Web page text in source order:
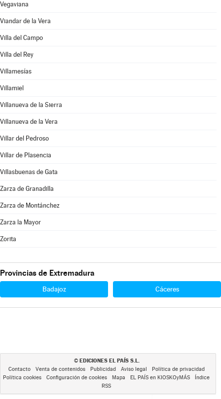
Vegaviana
Viandar de la Vera
Villa del Campo
Villa del Rey
Villamesías
Villamiel
Villanueva de la Sierra
Villanueva de la Vera
Villar del Pedroso
Villar de Plasencia
Villasbuenas de Gata
Zarza de Granadilla
Zarza de Montánchez
Zarza la Mayor
Zorita
Provincias de Extremadura
Badajoz Cáceres
© EDICIONES EL PAÍS S.L.
Contacto Venta de contenidos Publicidad Aviso legal
Política de privacidad
Política cookies
Configuración de cookies Mapa EL PAÍS en KIOSKOyMÁS
Índice
RSS